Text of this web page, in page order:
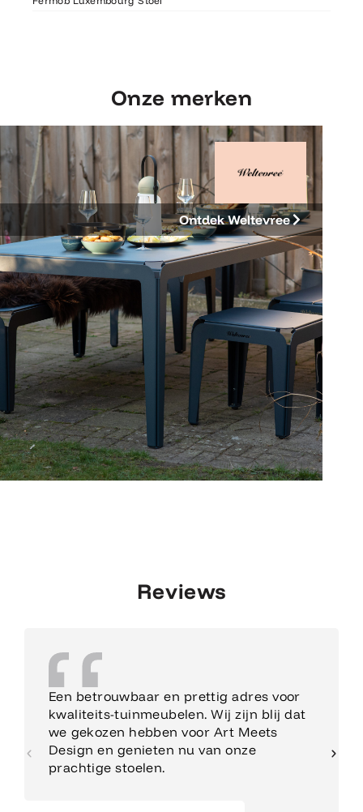
Onze merken
Ontdek Weltevree
Reviews
Een betrouwbaar en prettig adres voor
kwaliteits-tuinmeubelen. Wij zijn blij dat
we gekozen hebben voor Art Meets
Design en genieten nu van onze
prachtige stoelen.